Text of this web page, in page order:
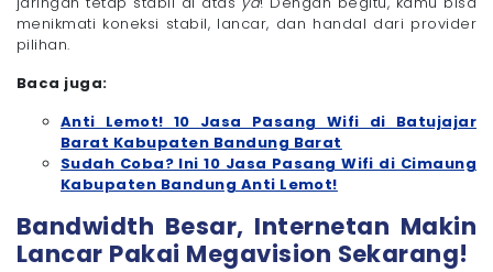
menikmati koneksi stabil, lancar, dan handal dari provider
pilihan.
Baca juga:
Anti Lemot! 10 Jasa Pasang Wifi di Batujajar
Barat Kabupaten Bandung Barat
Sudah Coba? Ini 10 Jasa Pasang Wifi di Cimaung
Kabupaten Bandung Anti Lemot!
Bandwidth Besar, Internetan Makin
Lancar Pakai Megavision Sekarang!